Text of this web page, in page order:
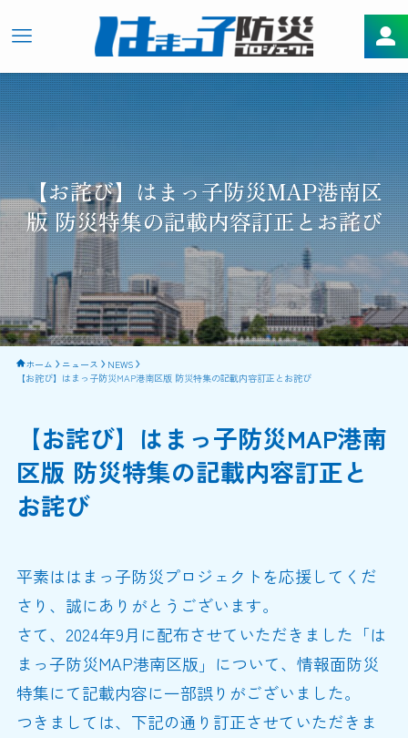
【お詫び】はまっ子防災MAP港南区
版 防災特集の記載内容訂正とお詫び
ホーム ニュース
NEWS
【お詫び】はまっ子防災MAP港南区版 防災特集の記載内容訂正とお詫び
【お詫び】はまっ子防災MAP港南
区版 防災特集の記載内容訂正と
お詫び
平素ははまっ子防災プロジェクトを応援してくだ
さり、誠にありがとうございます。
さて、2024年9月に配布させていただきました「は
まっ子防災MAP港南区版」について、情報面防災
特集にて記載内容に一部誤りがございました。
つきましては、下記の通り訂正させていただきま